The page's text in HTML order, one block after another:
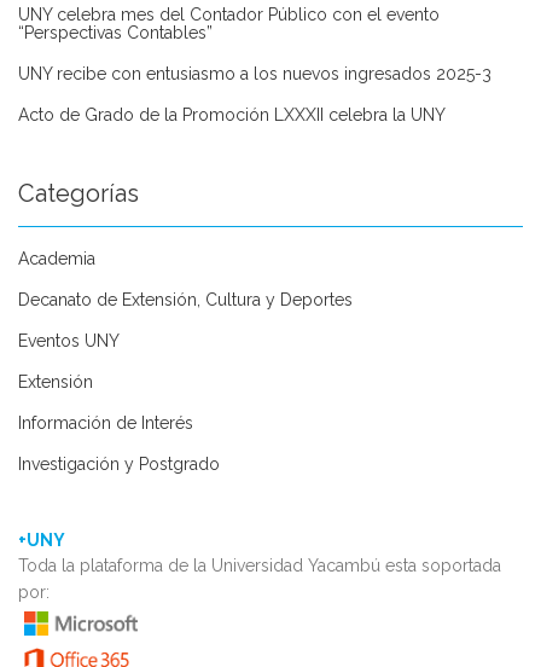
UNY celebra mes del Contador Público con el evento
“Perspectivas Contables”
UNY recibe con entusiasmo a los nuevos ingresados 2025-3
Acto de Grado de la Promoción LXXXII celebra la UNY
Categorías
Academia
Decanato de Extensión, Cultura y Deportes
Eventos UNY
Extensión
Información de Interés
Investigación y Postgrado
+UNY
Toda la plataforma de la Universidad Yacambú esta soportada
por: